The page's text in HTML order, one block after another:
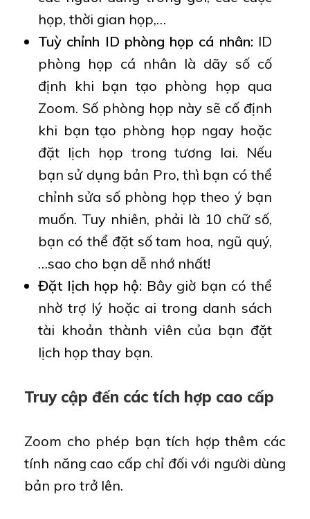
họp, thời gian họp,…
Tuỳ chỉnh ID phòng họp cá nhân: ID
phòng họp cá nhân là dãy số cố
định khi bạn tạo phòng họp qua
Zoom. Số phòng họp này sẽ cố định
khi bạn tạo phòng họp ngay hoặc
đặt lịch họp trong tương lai. Nếu
bạn sử dụng bản Pro, thì bạn có thể
chỉnh sửa số phòng họp theo ý bạn
muốn. Tuy nhiên, phải là 10 chữ số,
bạn có thể đặt số tam hoa, ngũ quý,
…sao cho bạn dễ nhớ nhất!
Đặt lịch họp hộ: Bây giờ bạn có thể
nhờ trợ lý hoặc ai trong danh sách
tài khoản thành viên của bạn đặt
lịch họp thay bạn.
Truy cập đến các tích hợp cao cấp
Zoom cho phép bạn tích hợp thêm các
tính năng cao cấp chỉ đối với người dùng
bản pro trở lên.